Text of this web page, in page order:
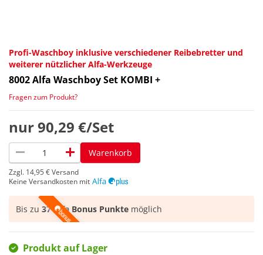
Profi-Waschboy inklusive verschiedener Reibebretter und
weiterer nützlicher Alfa-Werkzeuge
8002Alfa Waschboy Set KOMBI +
Fragen zum Produkt?
nur90,29 €/Set
remove add Warenkorb
Zzgl. 14,95 €Versand
Keine Versandkosten mit
Bis zu 37 Alfa Bonus Punkte möglich
Produkt auf Lager